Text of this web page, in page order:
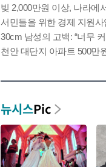
뉴시스Pic